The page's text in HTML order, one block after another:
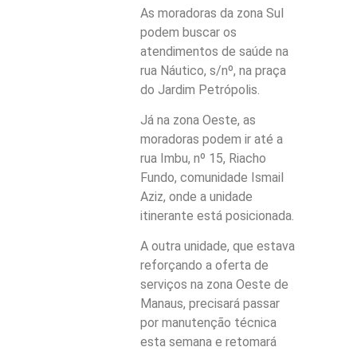
As moradoras da zona Sul
podem buscar os
atendimentos de saúde na
rua Náutico, s/nº, na praça
do Jardim Petrópolis.
Já na zona Oeste, as
moradoras podem ir até a
rua Imbu, nº 15, Riacho
Fundo, comunidade Ismail
Aziz, onde a unidade
itinerante está posicionada.
A outra unidade, que estava
reforçando a oferta de
serviços na zona Oeste de
Manaus, precisará passar
por manutenção técnica
esta semana e retomará